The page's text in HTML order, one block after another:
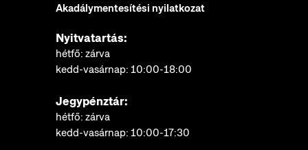
Akadálymentesítési nyilatkozat
Nyitvatartás:
hétfő: zárva
kedd-vasárnap: 10:00-18:00
Jegypénztár:
hétfő: zárva
kedd-vasárnap: 10:00-17:30